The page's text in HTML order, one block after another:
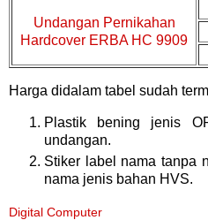
Undangan Pernikahan
Hardcover ERBA HC 9909
Harga didalam tabel sudah
Plastik bening jenis
undangan.
Stiker label nama tanpa
nama jenis bahan HVS.
Digital Computer